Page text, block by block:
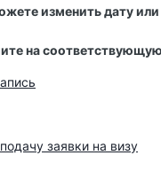
изменить дату
на
заявки на визу